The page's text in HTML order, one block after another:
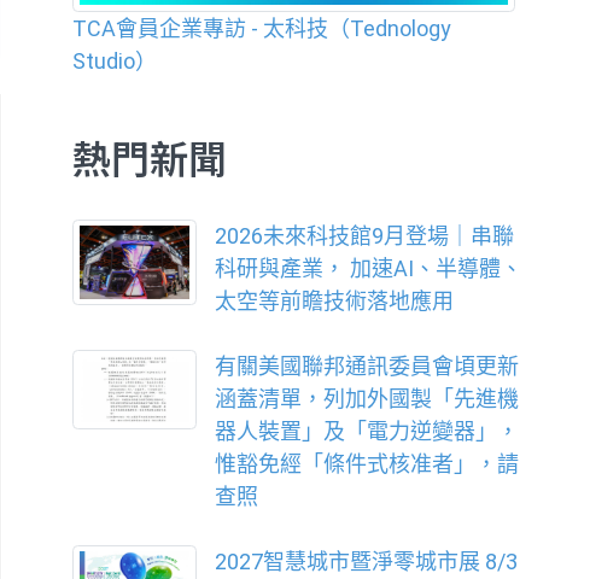
TCA會員企業專訪 - 太科技（Tednology
Studio）
熱門新聞
2026未來科技館9月登場｜串聯
科研與產業， 加速AI、半導體、
太空等前瞻技術落地應用
有關美國聯邦通訊委員會頃更新
涵蓋清單，列加外國製「先進機
器人裝置」及「電力逆變器」，
惟豁免經「條件式核准者」，請
查照
2027智慧城市暨淨零城市展 8/3